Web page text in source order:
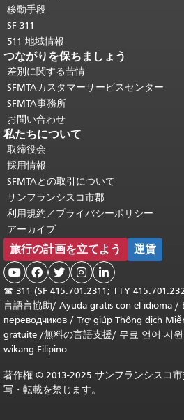
移動手段
SF 311
511 地域情報
つながりを保ちましょう
差別に関する苦情
SFMTAカスタマーサービスセンター
SFMTA事務所
お問い合わせ
私たちについて
取締役会
採用情報
SFMTAとの取引について
サンフランシスコ市郡
利用規約／プライバシーポリシー
アーカイブ
旅行の計画を立てよう 運賃
    
☎ 311 (SF 415.701.2311; TTY
言語言協助/ Ayuda gratis con el idioma /
переводчиков / Trợ giúp Thông dịch
gratuite /無料の言語支援/ 무료 언어 지원
wikang Filipino
著作権 © 2013-2025 サンフランシスコ
写・転載を禁じます。